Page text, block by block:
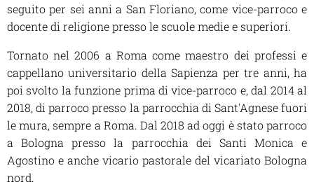
seguito per sei anni a San Floriano, come vice-parroco e
docente di religione presso le scuole medie e superiori.
Tornato nel 2006 a Roma come maestro dei professi e
cappellano universitario della Sapienza per tre anni, ha
poi svolto la funzione prima di vice-parroco e, dal 2014 al
2018, di parroco presso la parrocchia di Sant'Agnese fuori
le mura, sempre a Roma. Dal 2018 ad oggi è stato parroco
a Bologna presso la parrocchia dei Santi Monica e
Agostino e anche vicario pastorale del vicariato Bologna
nord.